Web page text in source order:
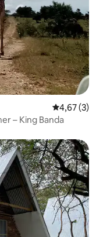
4,67 (3)
– King Banda